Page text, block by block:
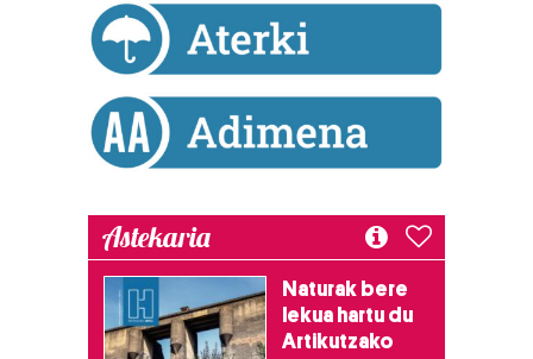
Astekaria
Naturak bere
lekua hartu du
Artikutzako